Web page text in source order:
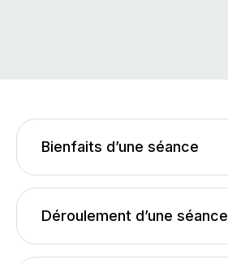
Bienfaits d’une séance
Déroulement d’une séance